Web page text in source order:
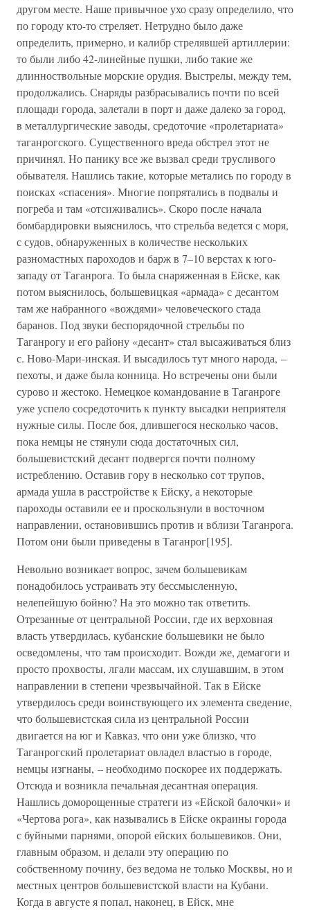
другом месте. Наше привычное ухо сразу определило, что
по городу кто-то стреляет. Нетрудно было даже
определить, примерно, и калибр стрелявшей артиллерии:
то были либо 42-линейные пушки, либо такие же
длинноствольные морские орудия. Выстрелы, между тем,
продолжались. Снаряды разбрасывались почти по всей
площади города, залетали в порт и даже далеко за город,
в металлургические заводы, средоточие «пролетариата»
таганрогского. Существенного вреда обстрел этот не
причинял. Но панику все же вызвал среди трусливого
обывателя. Нашлись такие, которые метались по городу в
поисках «спасения». Многие попрятались в подвалы и
погреба и там «отсиживались». Скоро после начала
бомбардировки выяснилось, что стрельба ведется с моря,
с судов, обнаруженных в количестве нескольких
разномастных пароходов и барж в 7–10 верстах к юго-
западу от Таганрога. То была снаряженная в Ейске, как
потом выяснилось, большевицкая «армада» с десантом
там же набранного «вождями» человеческого стада
баранов. Под звуки беспорядочной стрельбы по
Таганрогу и его району «десант» стал высаживаться близ
с. Ново-Мари-инская. И высадилось тут много народа, –
пехоты, и даже была конница. Но встречены они были
сурово и жестоко. Немецкое командование в Таганроге
уже успело сосредоточить к пункту высадки неприятеля
нужные силы. После боя, длившегося несколько часов,
пока немцы не стянули сюда достаточных сил,
большевистский десант подвергся почти полному
истреблению. Оставив гору в несколько сот трупов,
армада ушла в расстройстве к Ейску, а некоторые
пароходы оставили ее и проскользнули в восточном
направлении, остановившись против и вблизи Таганрога.
Потом они были приведены в Таганрог[195].
Невольно возникает вопрос, зачем большевикам
понадобилось устраивать эту бессмысленную,
нелепейшую бойню? На это можно так ответить.
Отрезанные от центральной России, где их верховная
власть утвердилась, кубанские большевики не было
осведомлены, что там происходит. Вожди же, демагоги и
просто прохвосты, лгали массам, их слушавшим, в этом
направлении в степени чрезвычайной. Так в Ейске
утвердилось среди воинствующего их элемента сведение,
что большевистская сила из центральной России
двигается на юг и Кавказ, что они уже близко, что
Таганрогский пролетариат овладел властью в городе,
немцы изгнаны, – необходимо поскорее их поддержать.
Отсюда и возникла печальная десантная операция.
Нашлись доморощенные стратеги из «Ейской балочки» и
«Чертова рога», как назывались в Ейске окраины города
с буйными парнями, опорой ейских большевиков. Они,
главным образом, и делали эту операцию по
собственному почину, без ведома не только Москвы, но и
местных центров большевистской власти на Кубани.
Когда в августе я попал, наконец, в Ейск, мне